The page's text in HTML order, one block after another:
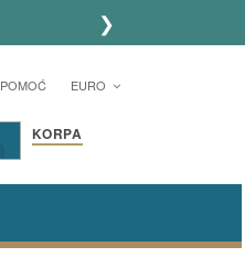
❯
POMOĆ EURO
KORPA